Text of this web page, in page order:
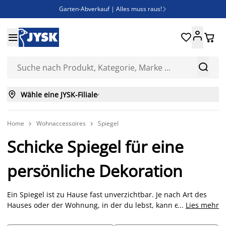
Garten-Abverkauf | Alles muss raus! 
Bist du Unternehmer? Entdecke JYSK-B2B
Esszimmerstuhl ADSLEV um nur 40€


 
 Wähle eine JYSK-Filiale
Home  Wohnaccessoires  Spiegel
Schicke Spiegel für eine
persönliche Dekoration
Ein Spiegel ist zu Hause fast unverzichtbar. Je nach Art des
Hauses oder der Wohnung, in der du lebst, kann es variieren
... Lies mehr